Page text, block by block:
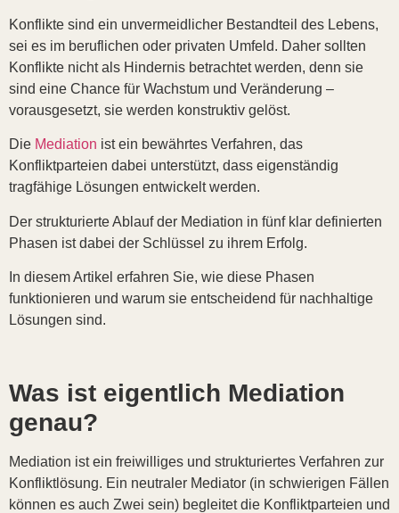
Konflikte sind ein unvermeidlicher Bestandteil des Lebens,
sei es im beruflichen oder privaten Umfeld. Daher sollten
Konflikte nicht als Hindernis betrachtet werden, denn sie
sind eine Chance für Wachstum und Veränderung –
vorausgesetzt, sie werden konstruktiv gelöst.
Die Mediation ist ein bewährtes Verfahren, das
Konfliktparteien dabei unterstützt, dass eigenständig
tragfähige Lösungen entwickelt werden.
Der strukturierte Ablauf der Mediation in fünf klar definierten
Phasen ist dabei der Schlüssel zu ihrem Erfolg.
In diesem Artikel erfahren Sie, wie diese Phasen
funktionieren und warum sie entscheidend für nachhaltige
Lösungen sind.
Was ist eigentlich Mediation
genau?
Mediation ist ein freiwilliges und strukturiertes Verfahren zur
Konfliktlösung. Ein neutraler Mediator (in schwierigen Fällen
können es auch Zwei sein) begleitet die Konfliktparteien und